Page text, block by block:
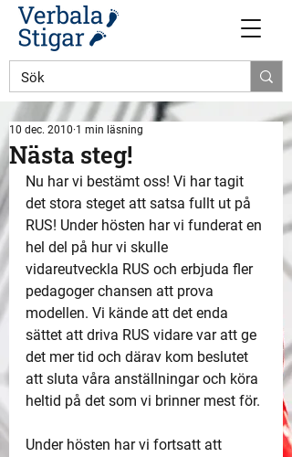
Nästa steg!
10 dec. 2010 1 min läsning
Nu har vi bestämt oss! Vi har tagit
det stora steget att satsa fullt ut på
RUS! Under hösten har vi funderat en
hel del på hur vi skulle
vidareutveckla RUS och erbjuda fler
pedagoger chansen att prova
modellen. Vi kände att det enda
sättet att driva RUS vidare var att ge
det mer tid och därav kom beslutet
att sluta våra anställningar och köra
heltid på det som vi brinner mest för.
Under hösten har vi fortsatt att